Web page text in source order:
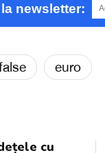
newsletter:
euro
cu